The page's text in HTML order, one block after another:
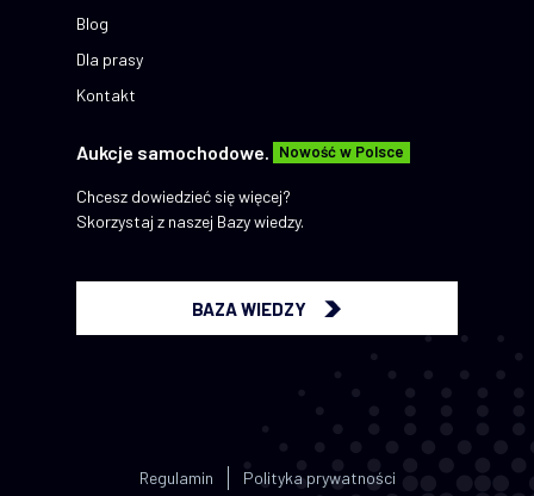
Blog
Dla prasy
Kontakt
Aukcje samochodowe. Nowość w Polsce
Chcesz dowiedzieć się więcej?
Skorzystaj z naszej Bazy wiedzy.
BAZA WIEDZY
Regulamin Polityka prywatności